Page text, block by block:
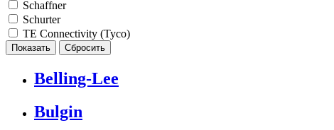
Schaffner
Schurter
TE Connectivity (Tyco)
Belling-Lee
Bulgin